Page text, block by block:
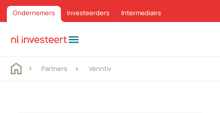
Ondernemers Investeerders Intermediairs
menu
Partners Venntiv